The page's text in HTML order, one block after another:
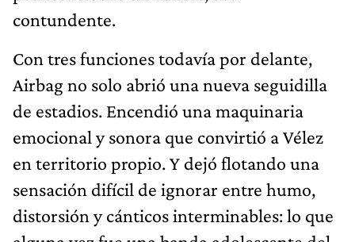
contundente.
Con tres funciones todavía por delante,
Airbag no solo abrió una nueva seguidilla
de estadios. Encendió una maquinaria
emocional y sonora que convirtió a Vélez
en territorio propio. Y dejó flotando una
sensación difícil de ignorar entre humo,
distorsión y cánticos interminables: lo que